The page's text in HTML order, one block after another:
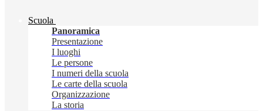
Scuola
Panoramica
Presentazione
I luoghi
Le persone
I numeri della scuola
Le carte della scuola
Organizzazione
La storia